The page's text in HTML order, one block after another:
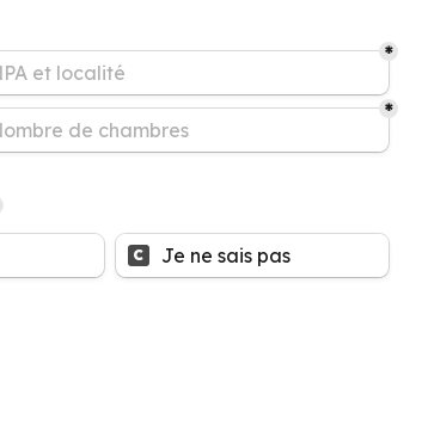
*
*
C Je ne sais pas